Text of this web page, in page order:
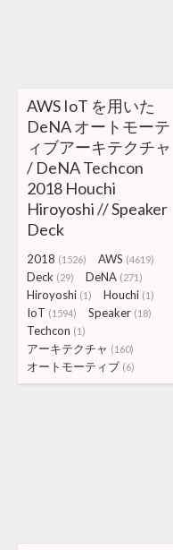
AWS IoT を用いた
DeNA オートモーテ
ィブアーキテクチャ
/ DeNA Techcon
2018 Houchi
Hiroyoshi // Speaker
Deck
2018 (1526) AWS (4619)
Deck (29) DeNA (271)
Hiroyoshi (1) Houchi (1)
IoT (1594) Speaker (18)
Techcon (1)
アーキテクチャ (160)
オートモーティブ (6)